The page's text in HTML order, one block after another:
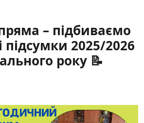
– підбиваємо
підсумки 2025/2026
року 📝